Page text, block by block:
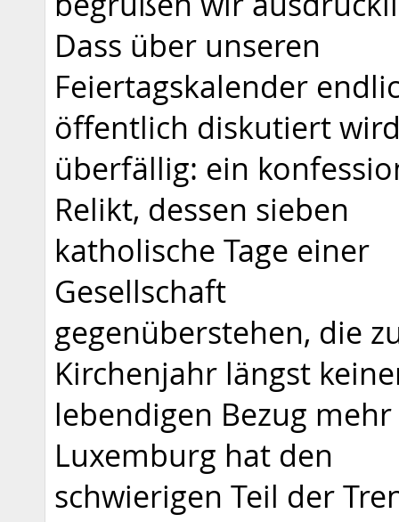
Dass über unseren
Feiertagskalender
öffentlich diskutiert
überfällig: ein
Relikt, dessen sieben
katholische Tage einer
Gesellschaft
gegenüberstehen, die
Kirchenjahr längst
lebendigen Bezug
Luxemburg hat den
schwierigen Teil der